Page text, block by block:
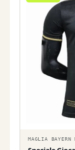
MAGLIA BAYERN